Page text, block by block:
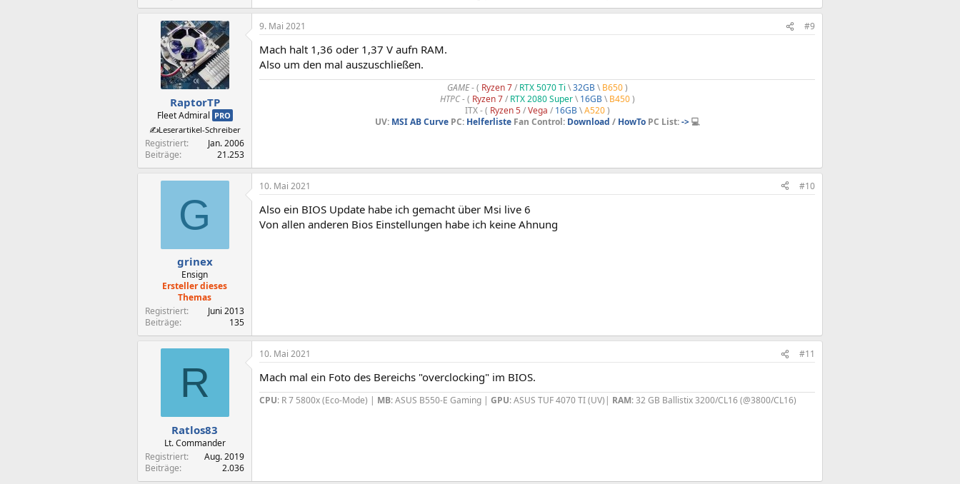
RaptorTP
Fleet Admiral PRO
✍️Leserartikel-Schreiber
Registriert
Jan. 2006
Beiträge
21.253
9. Mai 2021 #9
Mach halt 1,36 oder 1,37 V aufn RAM.
Also um den mal auszuschließen.
GAME- ( Ryzen 7/ RTX 5070 Ti \32GB\ B650)
HTPC -( Ryzen 7/ RTX 2080 Super\ 16GB\ B450)
ITX - ( Ryzen 5/Vega / 16GB\A520)
UV: MSI AB Curve PC: HelferlisteFan Control: Download / HowToPC List:->💻
G
grinex
Ensign
Ersteller dieses
Themas
Registriert
Juni 2013
Beiträge
135
10. Mai 2021 #10
Also ein BIOS Update habe ich gemacht über Msi live 6
Von allen anderen Bios Einstellungen habe ich keine Ahnung
R
Ratlos83
Lt. Commander
Registriert
Aug. 2019
Beiträge
2.036
10. Mai 2021 #11
Mach mal ein Foto des Bereichs "overclocking" im BIOS.
CPU: R 7 5800x (Eco-Mode) | MB: ASUS B550-E Gaming | GPU: ASUS TUF 4070 TI (UV)| RAM: 32 GB Ballistix 3200/CL16 (@3800/CL16)